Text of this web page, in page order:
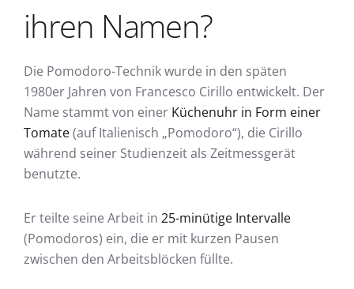
ihren Namen?
Die Pomodoro-Technik wurde in den späten
1980er Jahren von Francesco Cirillo entwickelt. Der
Name stammt von einer Küchenuhr in Form einer
Tomate(auf Italienisch „Pomodoro“), die Cirillo
während seiner Studienzeit als Zeitmessgerät
benutzte.
Er teilte seine Arbeit in 25-minütige Intervalle
(Pomodoros) ein, die er mit kurzen Pausen
zwischen den Arbeitsblöcken füllte.